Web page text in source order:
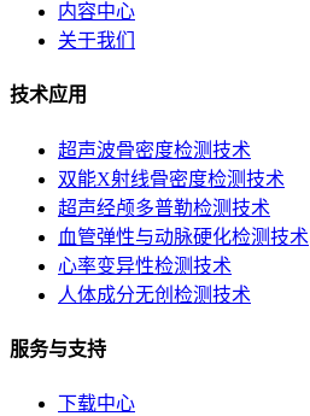
内容中心
关于我们
技术应用
超声波骨密度检测技术
双能X射线骨密度检测技术
超声经颅多普勒检测技术
血管弹性与动脉硬化检测技术
心率变异性检测技术
人体成分无创检测技术
服务与支持
下载中心